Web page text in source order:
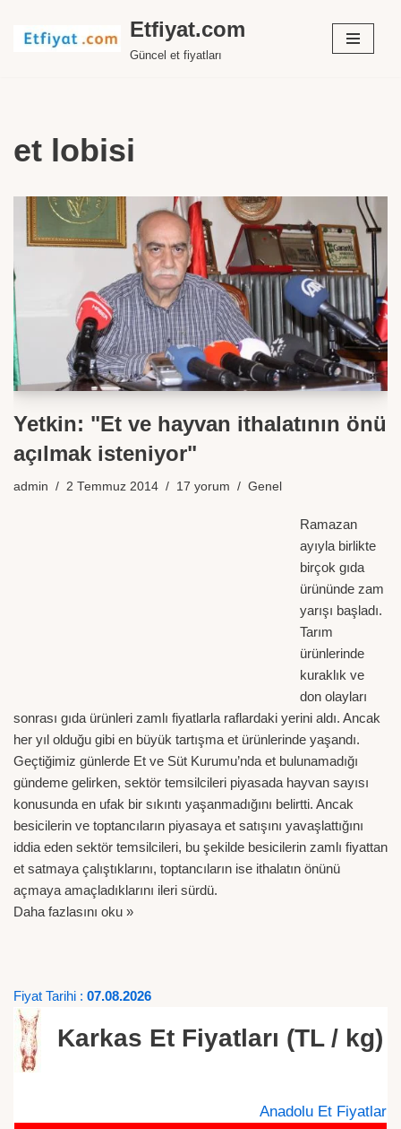
İçeriğe
Etfiyat.com
Güncel et fiyatları
et lobisi
Yetkin: "Et ve hayvan ithalatının önü
açılmak isteniyor"
admin 2 Temmuz 2014 17 yorum Genel
Ramazan
ayıyla birlikte
birçok gıda
ürününde zam
yarışı başladı.
Tarım
ürünlerinde
kuraklık ve
don olayları
sonrası gıda ürünleri zamlı fiyatlarla raflardaki yerini aldı. Ancak
her yıl olduğu gibi en büyük tartışma et ürünlerinde yaşandı.
Geçtiğimiz günlerde Et ve Süt Kurumu’nda et bulunamadığı
gündeme gelirken, sektör temsilcileri piyasada hayvan sayısı
konusunda en ufak bir sıkıntı yaşanmadığını belirtti. Ancak
besicilerin ve toptancıların piyasaya et satışını yavaşlattığını
iddia eden sektör temsilcileri, bu şekilde besicilerin zamlı fiyattan
et satmaya çalıştıklarını, toptancıların ise ithalatın önünü
açmaya amaçladıklarını ileri sürdü.
Daha fazlasını oku »
Fiyat Tarihi : 07.08.2026
Karkas Et Fiyatları (TL / kg)
Anadolu Et Fiyatlar